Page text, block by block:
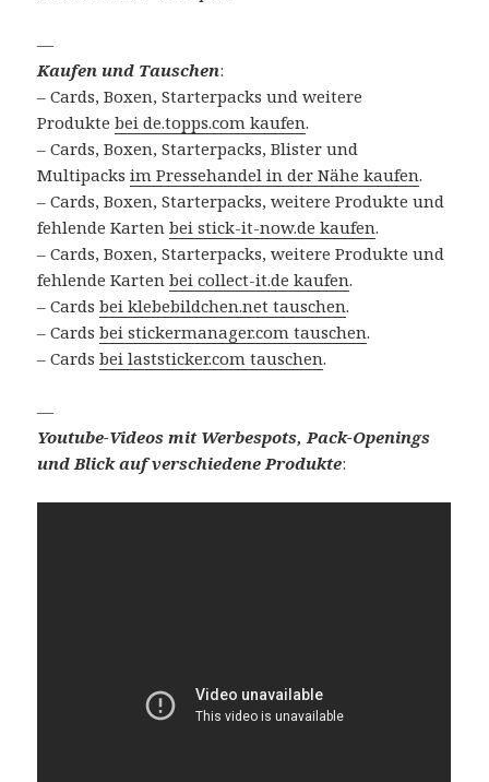
—
Kaufen und Tauschen:
– Cards, Boxen, Starterpacks und weitere
Produktebei de.topps.com kaufen.
– Cards, Boxen, Starterpacks, Blister und
Multipacksim Pressehandel in der Nähe kaufen.
– Cards, Boxen, Starterpacks, weitere Produkte und
fehlende Kartenbei stick-it-now.de kaufen.
– Cards, Boxen, Starterpacks, weitere Produkte und
fehlende Kartenbei collect-it.de kaufen.
– Cardsbei klebebildchen.net tauschen.
– Cardsbei stickermanager.com tauschen.
– Cardsbei laststicker.com tauschen.
—
Youtube-Videos mit Werbespots, Pack-Openings
und Blick auf verschiedene Produkte: